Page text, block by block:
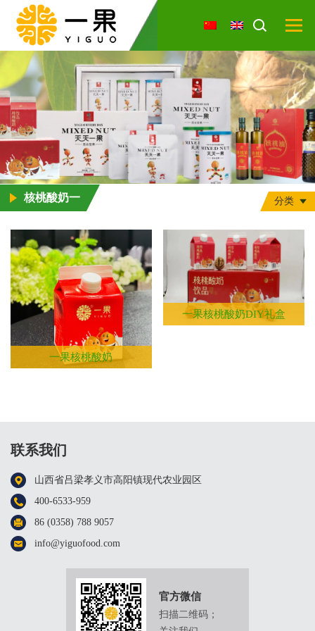
核桃酸奶一 分类
一果核桃酸奶
一果核桃酸奶DIY礼盒
联系我们
山西省吕梁孝义市高阳镇现代农业园区
400-6533-959
86 (0358) 788 9057
info@yiguofood.com
官方微信
扫描二维码；